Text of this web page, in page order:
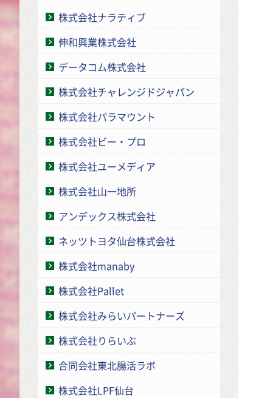
株式会社ナラティブ
伸和興業株式会社
データコム株式会社
株式会社チャレンジドジャパン
株式会社パラマウント
株式会社ビー・プロ
株式会社ユーメディア
株式会社山一地所
アンデックス株式会社
ネッツトヨタ仙台株式会社
株式会社manaby
株式会社Pallet
株式会社みらいパートナーズ
株式会社りらいぶ
合同会社東北腸活ラボ
株式会社LPF仙台